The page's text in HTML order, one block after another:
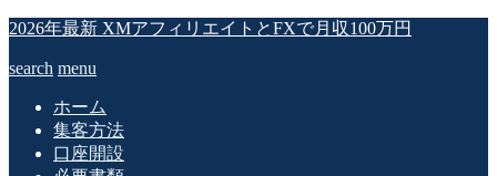
2026年最新 XMアフィリエイトとFXで月収100万円
search menu
ホーム
集客方法
口座開設